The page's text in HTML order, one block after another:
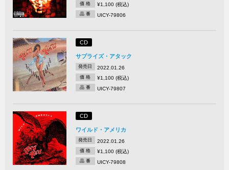
価 格 ¥1,100 (税込)
品 番 UICY-79806
CD
サプライズ・アタック
発売日 2022.01.26
価 格 ¥1,100 (税込)
品 番 UICY-79807
CD
ワイルド・アメリカ
発売日 2022.01.26
価 格 ¥1,100 (税込)
品 番 UICY-79808